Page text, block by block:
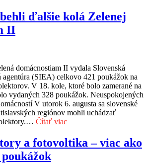
ďalšie kolá Zelenej
II
domácnostiam II vydala Slovenská
agentúra (SIEA) celkovo 421 poukážok na
V 18. kole, ktoré bolo zamerané na
vydaných 328 poukážok. Neuspokojených
V utorok 6. augusta sa slovenské
regiónov mohli uchádzať
Čítať viac
a fotovoltika – viac ako